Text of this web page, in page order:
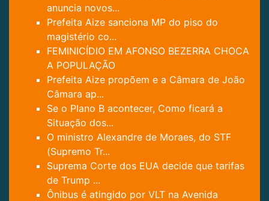
anuncia novos...
Prefeita Aize sanciona MP do piso do
magistério co...
FEMINICÍDIO EM AFONSO BEZERRA CHOCA
A POPULAÇÃO
Prefeita Aize propõem e a Câmara de João
Câmara ap...
Se o Plano B acontecer, Como ficará a
Situação dos...
O ministro Alexandre de Moraes, do STF
(Supremo Tr...
Suprema Corte dos EUA decide que tarifas
de Trump ...
Ônibus é atingido por VLT na Avenida